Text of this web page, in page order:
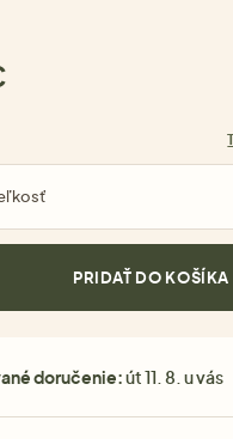
PRIDAŤ DO KOŠÍKA
doručenie:út 11. 8. u vás